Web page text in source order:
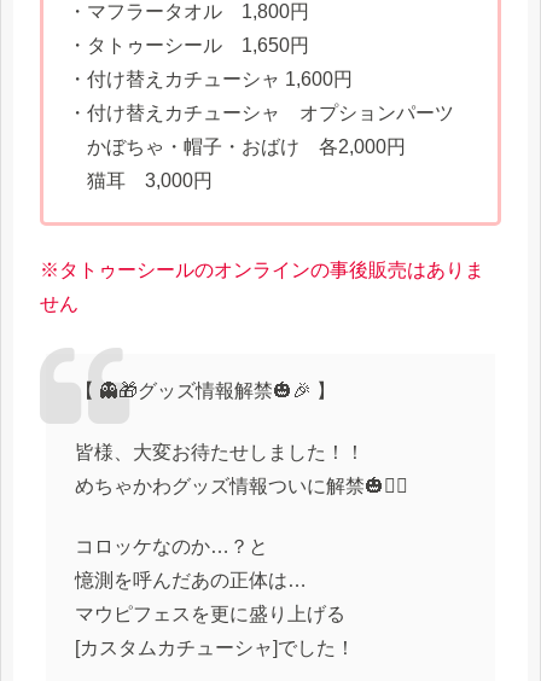
・マフラータオル 1,800円
・タトゥーシール 1,650円
・付け替えカチューシャ 1,600円
・付け替えカチューシャ オプションパーツ
かぼちゃ・帽子・おばけ 各2,000円
猫耳 3,000円
※タトゥーシールのオンラインの事後販売はありま
せん
【 👻🎁グッズ情報解禁🎃🎉 】
皆様、大変お待たせしました！！
めちゃかわグッズ情報ついに解禁🎃❤️‍🔥
コロッケなのか…？と
憶測を呼んだあの正体は…
マウピフェスを更に盛り上げる
[カスタムカチューシャ]でした！